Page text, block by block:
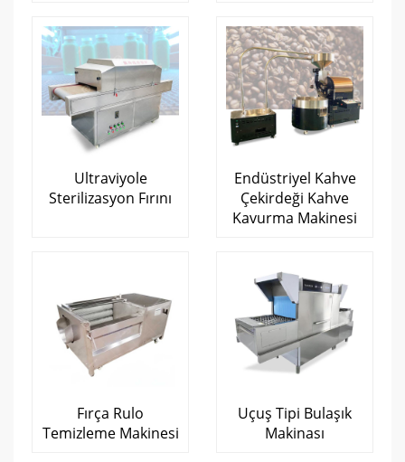
Ultraviyole
Sterilizasyon Fırını
Endüstriyel Kahve
Çekirdeği Kahve
Kavurma Makinesi
Fırça Rulo
Temizleme Makinesi
Uçuş Tipi Bulaşık
Makinası